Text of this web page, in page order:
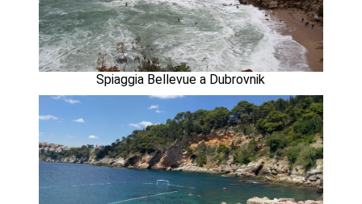
Spiaggia Bellevue a Dubrovnik